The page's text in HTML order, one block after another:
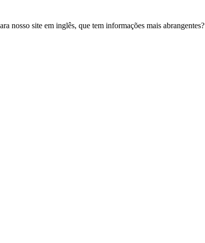
nosso site em inglês, que tem informações mais abrangentes?